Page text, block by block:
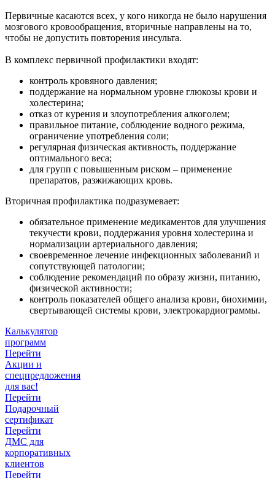
Первичные касаются всех, у кого никогда не было нарушения
мозгового кровообращения, вторичные направлены на то,
чтобы не допустить повторения инсульта.
В комплекс первичной профилактики входят:
контроль кровяного давления;
поддержание на нормальном уровне глюкозы крови и
холестерина;
отказ от курения и злоупотребления алкоголем;
правильное питание, соблюдение водного режима,
ограничение употребления соли;
регулярная физическая активность, поддержание
оптимального веса;
для групп с повышенным риском – применение
препаратов, разжижающих кровь.
Вторичная профилактика подразумевает:
обязательное применение медикаментов для улучшения
текучести крови, поддержания уровня холестерина и
нормализации артериального давления;
своевременное лечение инфекционных заболеваний и
сопутствующей патологии;
соблюдение рекомендаций по образу жизни, питанию,
физической активности;
контроль показателей общего анализа крови, биохимии,
свертывающей системы крови, электрокардиограммы.
Калькулятор
программ
Перейти
Акции и
спецпредложения
для вас!
Перейти
Подарочный
сертификат
Перейти
ДМС для
корпоративных
клиентов
Перейти